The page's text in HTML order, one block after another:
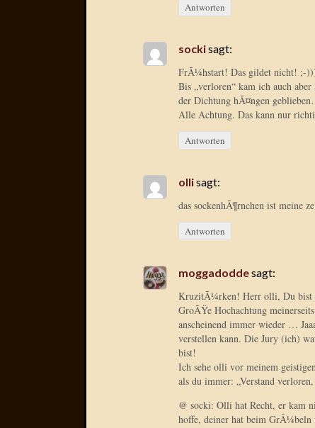
Antworten
sockisagt:
FrÃ¼hstart! Das gildet nicht! ;-
Bis „verloren“ kam ich auch
der Dichtung hÃ¤ngen
Alle Achtung. Das kann nur
Antworten
ollisagt:
das sockenhÃ¶rnchen ist meine
Antworten
moggadoddesagt:
KruzitÃ¼rken! Herr olli, Du bist
GroÃŸe Hochachtung
anscheinend immer wieder …
verstellen kann. Die Jury (ich)
bist!
Ich sehe olli vor meinem
als du immer: „Verstand
@ socki: Olli hat Recht, er kam
hoffe, deiner hat beim GrÃ¼beln